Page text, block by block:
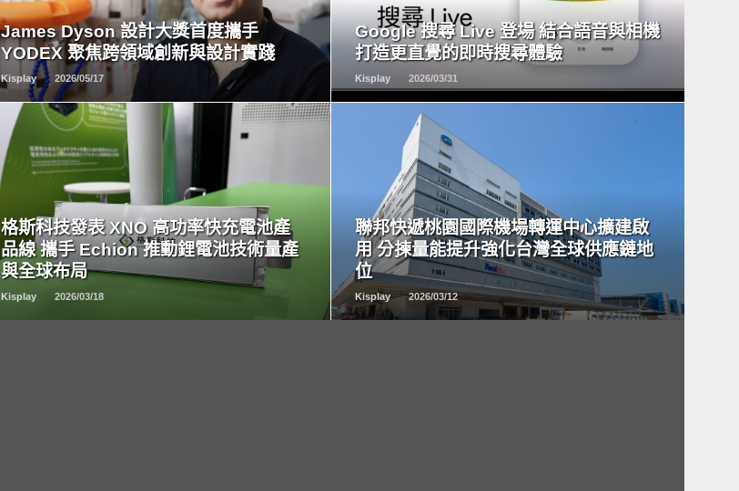
James Dyson 設計大獎首度攜手
YODEX 聚焦跨領域創新與設計實踐
Kisplay 2026/05/17
Google 搜尋 Live 登場 結合語音與相機
打造更直覺的即時搜尋體驗
Kisplay 2026/03/31
格斯科技發表 XNO 高功率快充電池產
品線 攜手 Echion 推動鋰電池技術量產
與全球布局
Kisplay 2026/03/18
READ
MORE
聯邦快遞桃園國際機場轉運中心擴建啟
用 分揀量能提升強化台灣全球供應鏈地
位
Kisplay 2026/03/12
READ
MORE